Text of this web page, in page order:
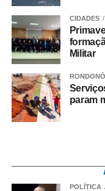
exigidas.
A orientação
formas de
maneira clara ao
valores dos produtos
presentes. O
Consumidor não
CIDADES
Militar
param
POLÍTICA